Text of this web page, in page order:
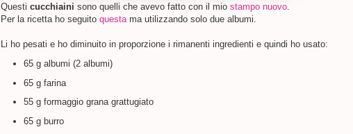
Questi cucchiaini sono quelli che avevo fatto con il mio stampo nuovo.
Per la ricetta ho seguito questama utilizzando solo due albumi.
Li ho pesati e ho diminuito in proporzione i rimanenti ingredienti e quindi ho usato:
65 g albumi (2 albumi)
65 g farina
55 g formaggio grana grattugiato
65 g burro